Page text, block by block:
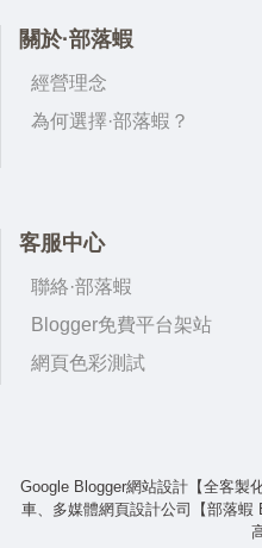
關於·部落蝦
經營理念
為何選擇·部落蝦？
客服中心
聯絡·部落蝦
Blogger免費平台架站
網頁色彩測試
Google Blogger網站設計【全客製
車、多媒體網頁設計公司【部落蝦